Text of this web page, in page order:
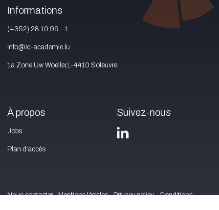
Informations
(+352) 28 10 99 - 1
info@lc-academie.lu
1a Zone Uw Woeller,L-4410 Soleuvre
À propos
Jobs
Plan d'accès
Suivez-nous
Nous contacter Mentions légales Privacy policy
Conditions